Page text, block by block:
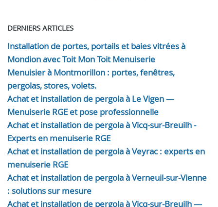
DERNIERS ARTICLES
Installation de portes, portails et baies vitrées à
Mondion avec Toit Mon Toit Menuiserie
Menuisier à Montmorillon : portes, fenêtres,
pergolas, stores, volets.
Achat et installation de pergola à Le Vigen —
Menuiserie RGE et pose professionnelle
Achat et installation de pergola à Vicq-sur-Breuilh -
Experts en menuiserie RGE
Achat et installation de pergola à Veyrac : experts en
menuiserie RGE
Achat et installation de pergola à Verneuil-sur-Vienne
: solutions sur mesure
Achat et installation de pergola à Vicq-sur-Breuilh —